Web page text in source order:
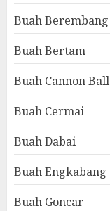
Buah Berembang
Buah Bertam
Buah Cannon Ball
Buah Cermai
Buah Dabai
Buah Engkabang
Buah Goncar